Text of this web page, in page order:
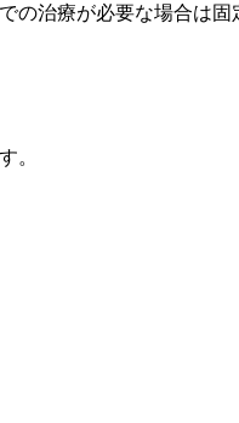
治療が必要な場合は固
。